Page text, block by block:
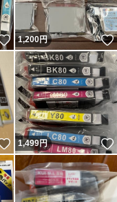
いいね！
1,200円
いいね！
1,499円